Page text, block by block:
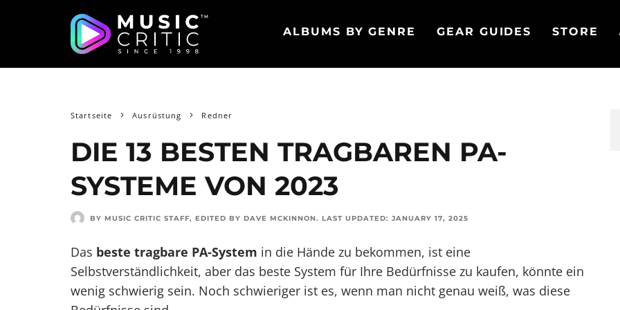
ALBUMS BY GENRE GEAR GUIDES STORE
Startseite Ausrüstung Redner
DIE 13 BESTEN TRAGBAREN PA-
SYSTEME VON 2023
BY MUSIC CRITIC STAFF, EDITED BY DAVE MCKINNON. LAST UPDATED: JANUARY 17, 2025
Das beste tragbare PA-System in die Hände zu bekommen, ist eine
Selbstverständlichkeit, aber das beste System für Ihre Bedürfnisse zu kaufen, könnte ein
wenig schwierig sein. Noch schwieriger ist es, wenn man nicht genau weiß, was diese